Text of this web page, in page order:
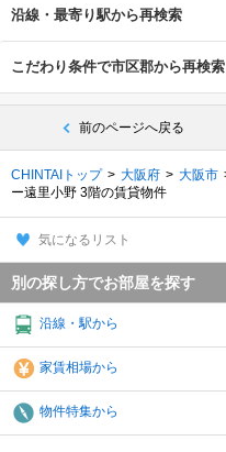
沿線・最寄り駅から再検索
こだわり条件で市区郡から再検索
前のページへ戻る
CHINTAIトップ 大阪府 大阪市
ー遠里小野 3階の賃貸物件
気になるリスト
別の探し方でお部屋を探す
沿線・駅から
家賃相場から
物件特集から